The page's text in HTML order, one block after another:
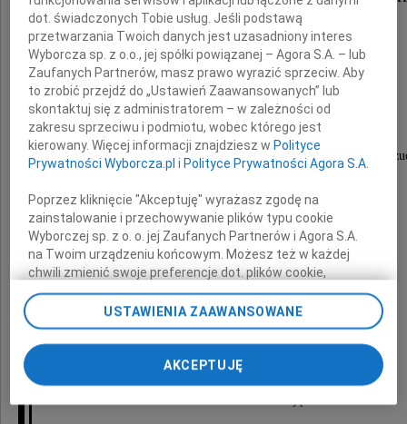
oraz
Jej Bliskim
szczere kondolencje i wyrazy głębokiego
Stefana Żak
dot. świadczonych Tobie usług. Jeśli podstawą
przetwarzania Twoich danych jest uzasadniony interes
Wyborcza sp. z o.o., jej spółki powiązanej – Agora S.A. – lub
Zaufanych Partnerów, masz prawo wyrazić sprzeciw. Aby
to zrobić przejdź do „Ustawień Zaawansowanych” lub
skontaktuj się z administratorem – w zależności od
zakresu sprzeciwu i podmiotu, wobec którego jest
kierowany. Więcej informacji znajdziesz wPolityce
Prywatności Wyborcza.pl iPolityce Prywatności Agora S.A.
Poprzez kliknięcie "Akceptuję" wyrażasz zgodę na
zainstalowanie i przechowywanie plików typu cookie
Wyborczej sp. z o. o. jej Zaufanych Partnerów i Agora S.A.
na Twoim urządzeniu końcowym. Możesz też w każdej
chwili zmienić swoje preferencje dot. plików cookie,
ponownie wywołując narzędzie do zarządzania Twoimi
preferencjami dot. przetwarzania danych poprzez
odnośnik „Ustawienia prywatności” w stopce serwisu i
przechodząc do sekcji „Ustawienia zaawansowane”.
Zmiana ustawień plików cookie możliwa jest także za
pomocą ustawień przeglądarki.
USTAWIENIA ZAAWANSOWANE
AKCEPTUJĘ